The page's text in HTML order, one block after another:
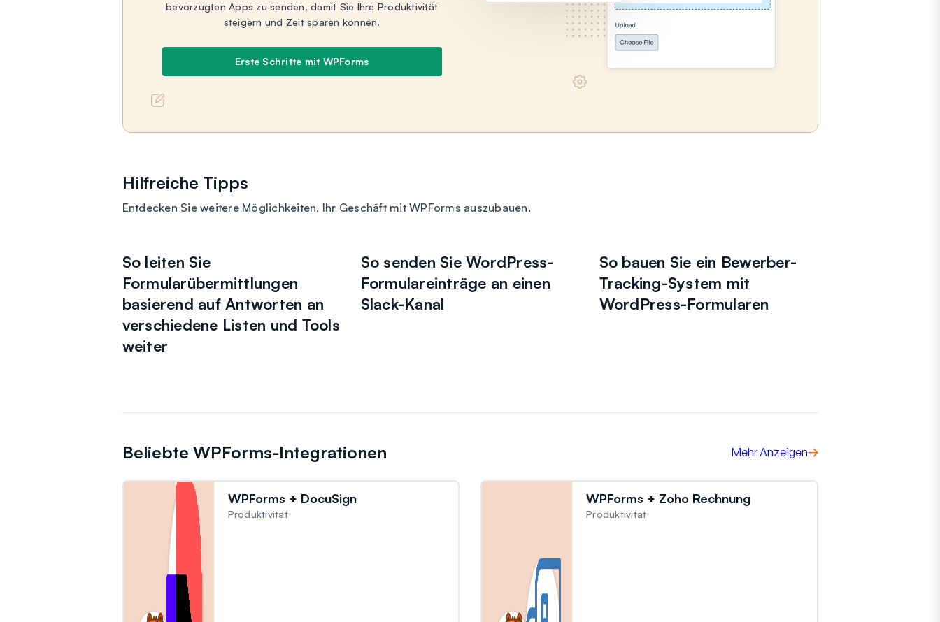
bevorzugten Apps zu senden, damit Sie Ihre Produktivität
steigern und Zeit sparen können.
Erste Schritte mit WPForms
Hilfreiche Tipps
Entdecken Sie weitere Möglichkeiten, Ihr Geschäft mit WPForms auszubauen.
So leiten Sie
Formularübermittlungen
basierend auf Antworten an
verschiedene Listen und Tools
weiter
So senden Sie WordPress-
Formulareinträge an einen
Slack-Kanal
So bauen Sie ein Bewerber-
Tracking-System mit
WordPress-Formularen
Beliebte WPForms-Integrationen Mehr Anzeigen
WPForms + DocuSign
Produktivität
WPForms + Zoho Rechnung
Produktivität